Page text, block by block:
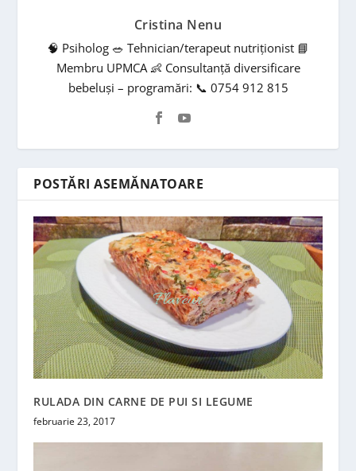
Cristina Nenu
🧠 Psiholog 🥗 Tehnician/terapeut nutriționist 📘
Membru UPMCA 👶 Consultanță diversificare
bebeluși – programări: 📞 0754 912 815
POSTĂRI ASEMĂNATOARE
RULADA DIN CARNE DE PUI SI LEGUME
februarie 23, 2017